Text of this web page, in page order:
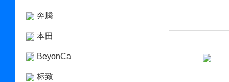
奔腾
本田
BeyonCa
标致